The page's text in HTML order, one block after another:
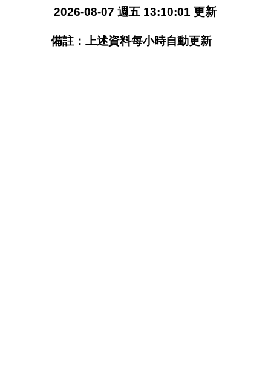
2026-08-07 週五 13:10:01 更新
備註：上述資料每小時自動更新